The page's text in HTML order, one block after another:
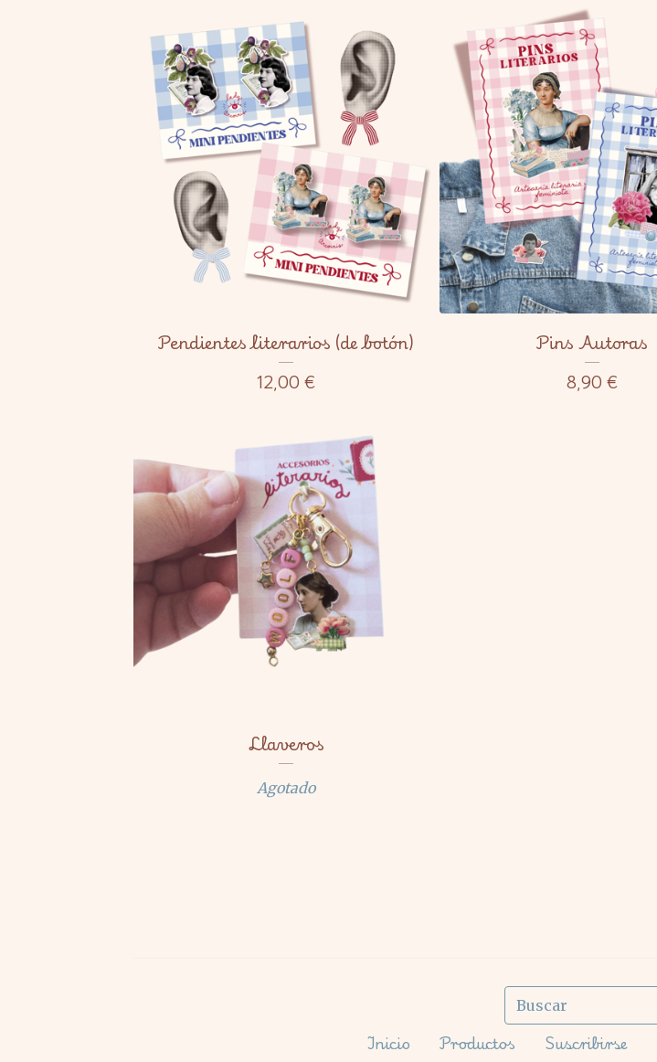
Pendientes literarios (de botón)
12,00 €
Pins Autoras
8,90 €
Llaveros
Agotado
Buscar
Inicio
Productos Suscribirse